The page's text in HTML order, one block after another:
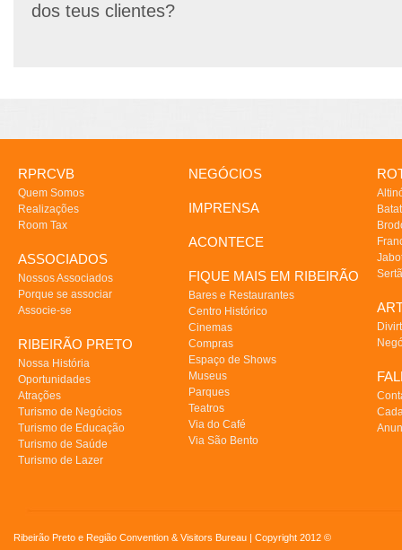
dos teus clientes?
RPRCVB
Quem Somos
Realizações
Room Tax
ASSOCIADOS
Nossos Associados
Porque se associar
Associe-se
RIBEIRÃO PRETO
Nossa História
Oportunidades
Atrações
Turismo de Negócios
Turismo de Educação
Turismo de Saúde
Turismo de Lazer
NEGÓCIOS
IMPRENSA
ACONTECE
FIQUE MAIS EM RIBEIRÃO
Bares e Restaurantes
Centro Histórico
Cinemas
Compras
Espaço de Shows
Museus
Parques
Teatros
Via do Café
Via São Bento
Ribeirão Preto e Região Convention & Visitors Bureau | Copyright 2012 ©